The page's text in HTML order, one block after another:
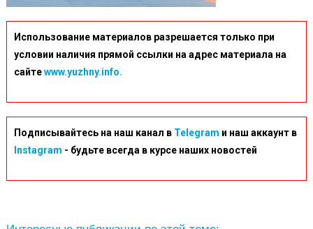
Использование материалов разрешается только при
условии наличия прямой ссылки на адрес материала на
сайтеwww.yuzhny.info.
Подписывайтесь на наш канал в Telegram и наш аккаунт в
Instagram - будьте всегда в курсе наших новостей